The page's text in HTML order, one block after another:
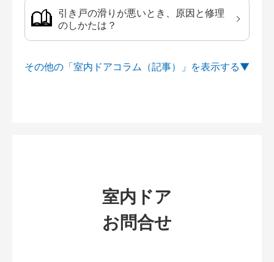
引き戸の滑りが悪いとき、原因と修理
のしかたは？
その他の「室内ドアコラム（記事）」を
室内ドア
お問合せ